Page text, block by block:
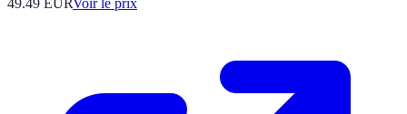
49.49 EURVoir le prix